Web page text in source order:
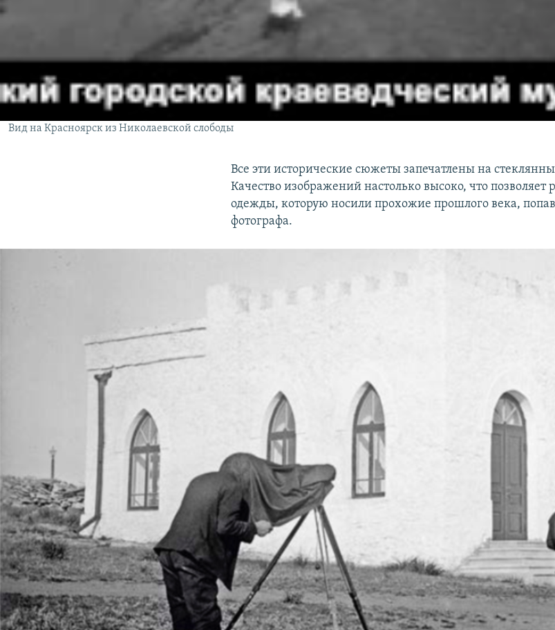
Вид на Красноярск из Николаевской слободы
Все эти исторические сюжеты запечатлены на
Качество изображений настолько высоко, что позволяет
одежды, которую носили прохожие прошлого века,
фотографа.